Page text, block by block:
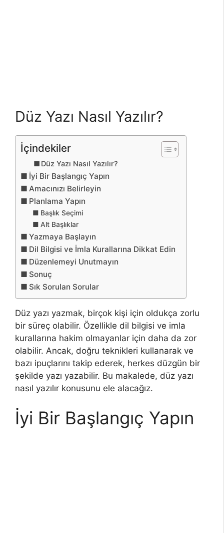
Düz Yazı Nasıl Yazılır?
İçindekiler
Düz Yazı Nasıl Yazılır?
İyi Bir Başlangıç Yapın
Amacınızı Belirleyin
Planlama Yapın
Başlık Seçimi
Alt Başlıklar
Yazmaya Başlayın
Dil Bilgisi ve İmla Kurallarına Dikkat Edin
Düzenlemeyi Unutmayın
Sonuç
Sık Sorulan Sorular
Düz yazı yazmak, birçok kişi için oldukça zorlu
bir süreç olabilir. Özellikle dil bilgisi ve imla
kurallarına hakim olmayanlar için daha da zor
olabilir. Ancak, doğru teknikleri kullanarak ve
bazı ipuçlarını takip ederek, herkes düzgün bir
şekilde yazı yazabilir. Bu makalede, düz yazı
nasıl yazılır konusunu ele alacağız.
İyi Bir Başlangıç Yapın